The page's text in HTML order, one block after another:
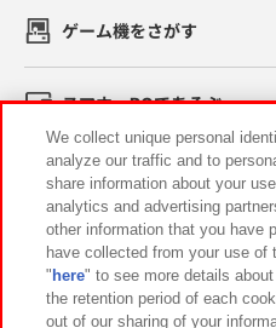
ゲーム機をさがす
スマホ・PCであそぶ
イベント・キャンペーン
関連会社 サステナビ
We collect unique personal
analyze our traffic and to
share information about your
analytics and advertising
other information that you have
have collected from your use
" here" to see more details
the retention period of each
out of our sharing of your